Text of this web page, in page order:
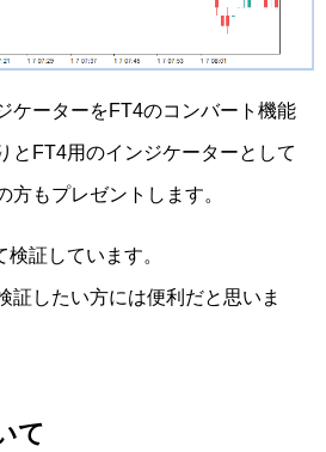
ケーターをFT4のコンバート機能
とFT4用のインジケーターとして
方もプレゼントします。
証しています。
証したい方には便利だと思いま
て